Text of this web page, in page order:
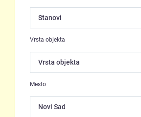
Vrsta objekta
Mesto